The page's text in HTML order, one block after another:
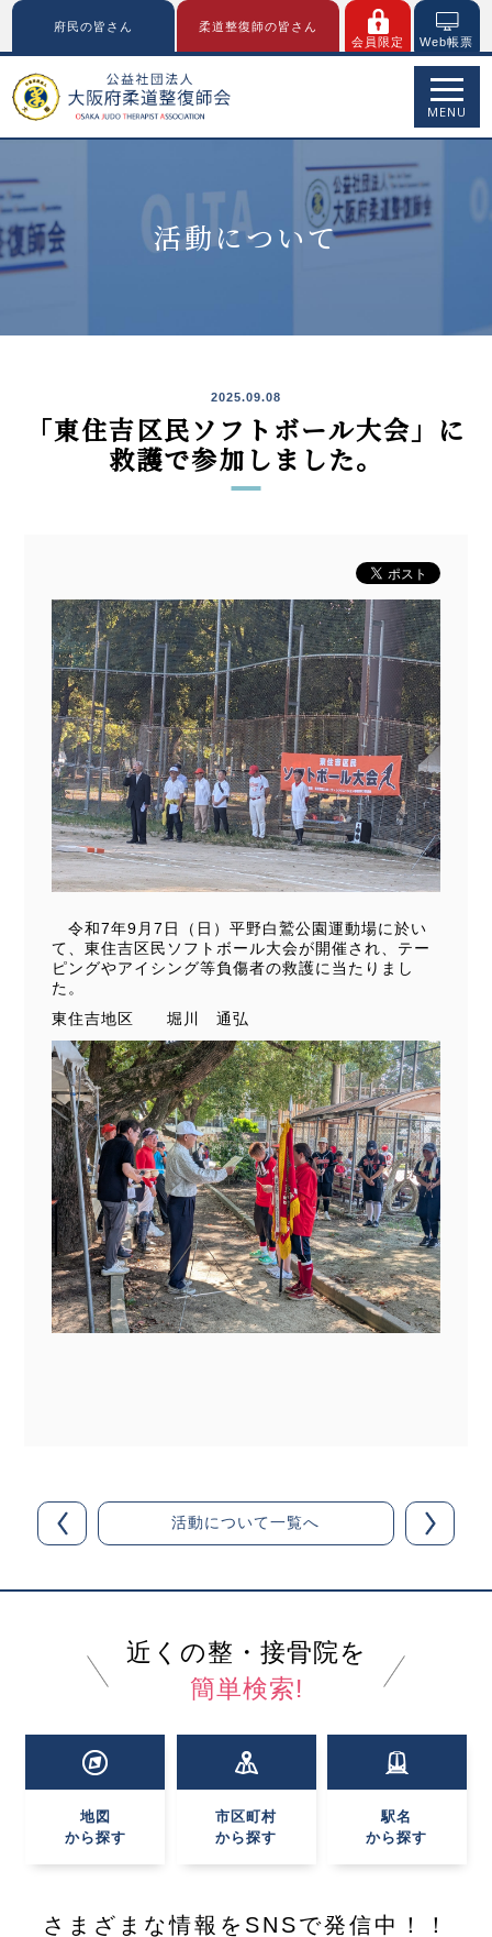
府民の皆さん
柔道整復師の皆さん
会員限定
Web帳票
MENU
活動について
2025.09.08
「東住吉区民ソフトボール大会」に
救護で参加しました。
令和7年9月7日（日）平野白鷲公園運動場に於い
て、東住吉区民ソフトボール大会が開催され、テー
ピングやアイシング等負傷者の救護に当たりまし
た。
東住吉地区 堀川 通弘
活動について一覧へ
近くの整・接骨院を
簡単検索!
地図
から探す
市区町村
から探す
駅名
から探す
さまざまな情報を SNSで発信中！！